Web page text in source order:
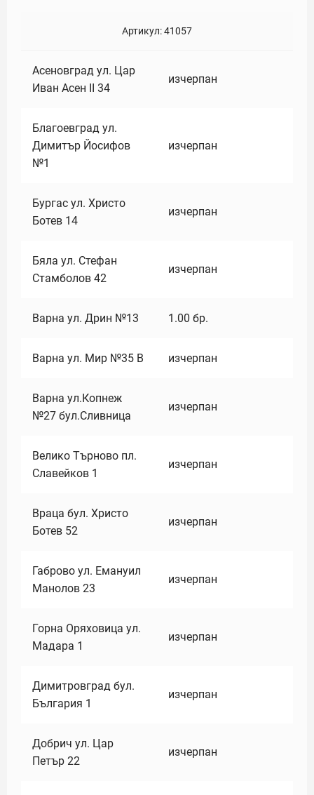
Артикул:41057
Асеновград ул. Цар
Иван Асен II 34
изчерпан
Благоевград ул.
Димитър Йосифов
№1
изчерпан
Бургас ул. Христо
Ботев 14
изчерпан
Бяла ул. Стефан
Стамболов 42
изчерпан
Варна ул. Дрин №13 1.00 бр.
Варна ул. Мир №35 В изчерпан
Варна ул.Копнеж
№27 бул.Сливница
изчерпан
Велико Търново пл.
Славейков 1
изчерпан
Враца бул. Христо
Ботев 52
изчерпан
Габрово ул. Емануил
Манолов 23
изчерпан
Горна Оряховица ул.
Мадара 1
изчерпан
Димитровград бул.
България 1
изчерпан
Добрич ул. Цар
Петър 22
изчерпан